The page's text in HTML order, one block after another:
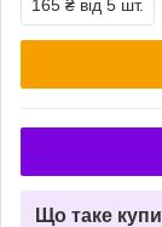
165 ₴ від 5 шт.
Що таке